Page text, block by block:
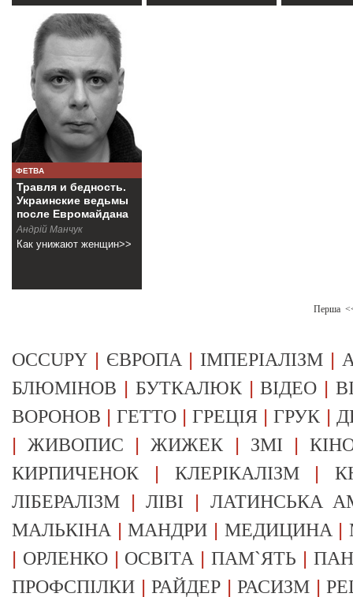
ФЕТВА
Травля и бедность.
Украинские ведьмы
после Евромайдана
Андрiй Манчук
Как унижают женщин>>
Перша
OCCUPY | ЄВРОПА | ІМПЕРІАЛІЗМ |
БЛЮМІНОВ | БУТКАЛЮК|ВІДЕО |
ВОРОНОВ |ГЕТТО |ГРЕЦІЯ |ГРУК |
|ЖИВОПИС |ЖИЖЕК | ЗМІ |
КИРПИЧЕНОК | КЛЕРІКАЛІЗМ|
ЛІБЕРАЛІЗМ |ЛІВІ | ЛАТИНСЬКА
МАЛЬКІНА |МАНДРИ | МЕДИЦИНА |
| ОРЛЕНКО| ОСВІТА |ПАМ`ЯТЬ |
ПРОФСПІЛКИ |РАЙДЕР |РАСИЗМ |